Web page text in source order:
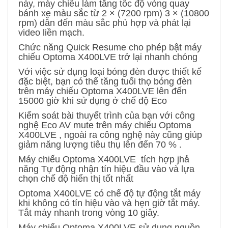
này, máy chiếu làm tăng tốc độ vòng quay
bánh xe màu sắc từ 2 × (7200 rpm) 3 × (10800
rpm) dẫn đến màu sắc phù hợp và phát lại
video liền mạch.
Chức năng Quick Resume cho phép bật máy
chiếu Optoma X400LVE trở lại nhanh chóng
Với việc sử dụng loại bóng đèn được thiết kế
đặc biệt, bạn có thể tăng tuổi thọ bóng đèn
trên máy chiếu Optoma X400LVE lên đến
15000 giờ khi sử dụng ở chế độ Eco
Kiểm soát bài thuyết trình của bạn với công
nghệ Eco AV mute trên máy chiếu Optoma
X400LVE , ngoài ra công nghệ này cũng giúp
giảm năng lượng tiêu thụ lên đến 70 % .
Máy chiếu Optoma X400LVE tích hợp jhả
năng Tự động nhận tín hiệu đầu vào và lựa
chọn chế độ hiển thị tốt nhất
Optoma X400LVE có chế độ tự động tắt máy
khi không có tín hiệu vào và hẹn giờ tắt máy.
Tắt máy nhanh trong vòng 10 giây.